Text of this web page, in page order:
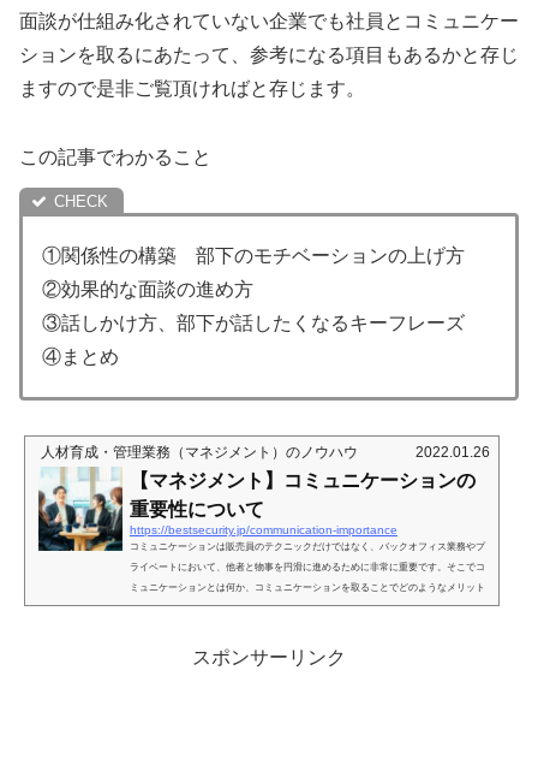
面談が仕組み化されていない企業でも社員とコミュニケー
ションを取るにあたって、参考になる項目もあるかと存じ
ますので是非ご覧頂ければと存じます。
この記事でわかること
①関係性の構築 部下のモチベーションの上げ方
②効果的な面談の進め方
③話しかけ方、部下が話したくなるキーフレーズ
④まとめ
人材育成・管理業務（マネジメント）のノウハウ 2022.01.26
【マネジメント】コミュニケーションの
重要性について
https://bestsecurity.jp/communication-importance
コミュニケーションは販売員のテクニックだけではなく、バックオフィス業務やプ
ライベートにおいて、他者と物事を円滑に進めるために非常に重要です。そこでコ
ミュニケーションとは何か、コミュニケーションを取ることでどのようなメリット
があるかなどをご紹介致します。またコミュニケーション能力を上げる考え方やコ
ニケーションとは②コミュニケーションによって得られるメリット③コミュニケー
ション能力を上げるコツ④まとめ①コミュニケーションとは何か...
スポンサーリンク